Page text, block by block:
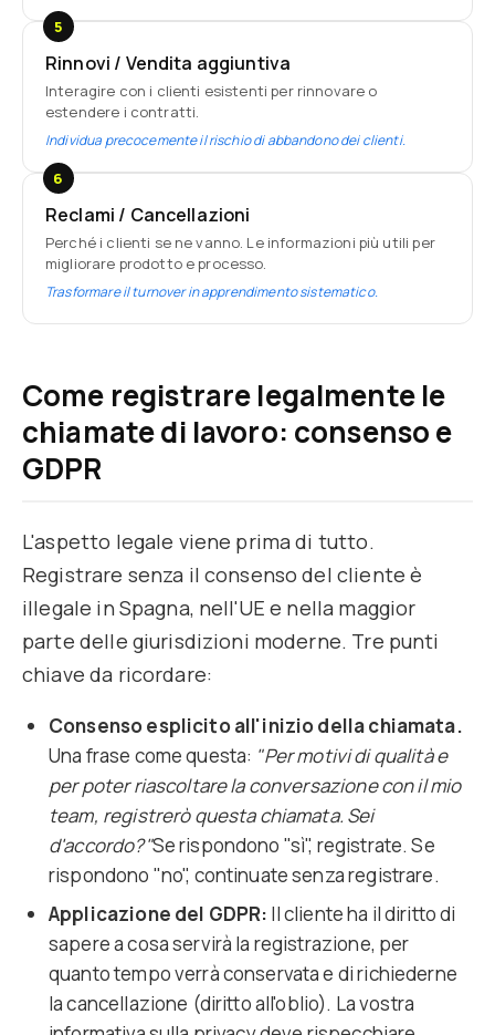
5
Rinnovi / Vendita aggiuntiva
Interagire con i clienti esistenti per rinnovare o
estendere i contratti.
Individua precocemente il rischio di abbandono dei clienti.
6
Reclami / Cancellazioni
Perché i clienti se ne vanno. Le informazioni più utili per
migliorare prodotto e processo.
Trasformare il turnover in apprendimento sistematico.
Come registrare legalmente le
chiamate di lavoro: consenso e
GDPR
L'aspetto legale viene prima di tutto.
Registrare senza il consenso del cliente è
illegale in Spagna, nell'UE e nella maggior
parte delle giurisdizioni moderne. Tre punti
chiave da ricordare:
Consenso esplicito all'inizio della chiamata.
Una frase come questa: "Per motivi di qualità e
per poter riascoltare la conversazione con il mio
team, registrerò questa chiamata. Sei
d'accordo?"Se rispondono "sì", registrate. Se
rispondono "no", continuate senza registrare.
Applicazione del GDPR: Il cliente ha il diritto di
sapere a cosa servirà la registrazione, per
quanto tempo verrà conservata e di richiederne
la cancellazione (diritto all'oblio). La vostra